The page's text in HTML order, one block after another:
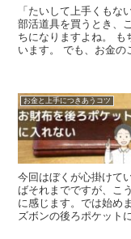
「たいして上手くも
部活道具を買うとき、
ちになりますよね。 も
います。 でも、お金の
お金と上手につきあうコツ
今回はぼくが心掛けて
ばそれまでですが、こ
に感じます。では始め
ズボンの後ろポケット